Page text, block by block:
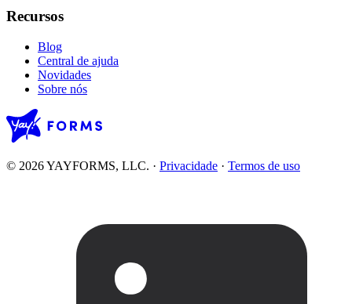
Recursos
Blog
Central de ajuda
Novidades
Sobre nós
© 2026 YAYFORMS, LLC. · Privacidade · Termos de uso